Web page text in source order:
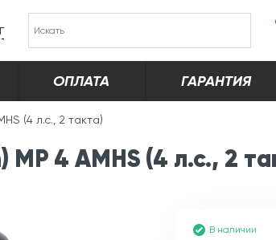
ОПЛАТА ГАРАНТИЯ
(4 л.с., 2 такта)
4 AMHS (4 л.с., 2
В наличии